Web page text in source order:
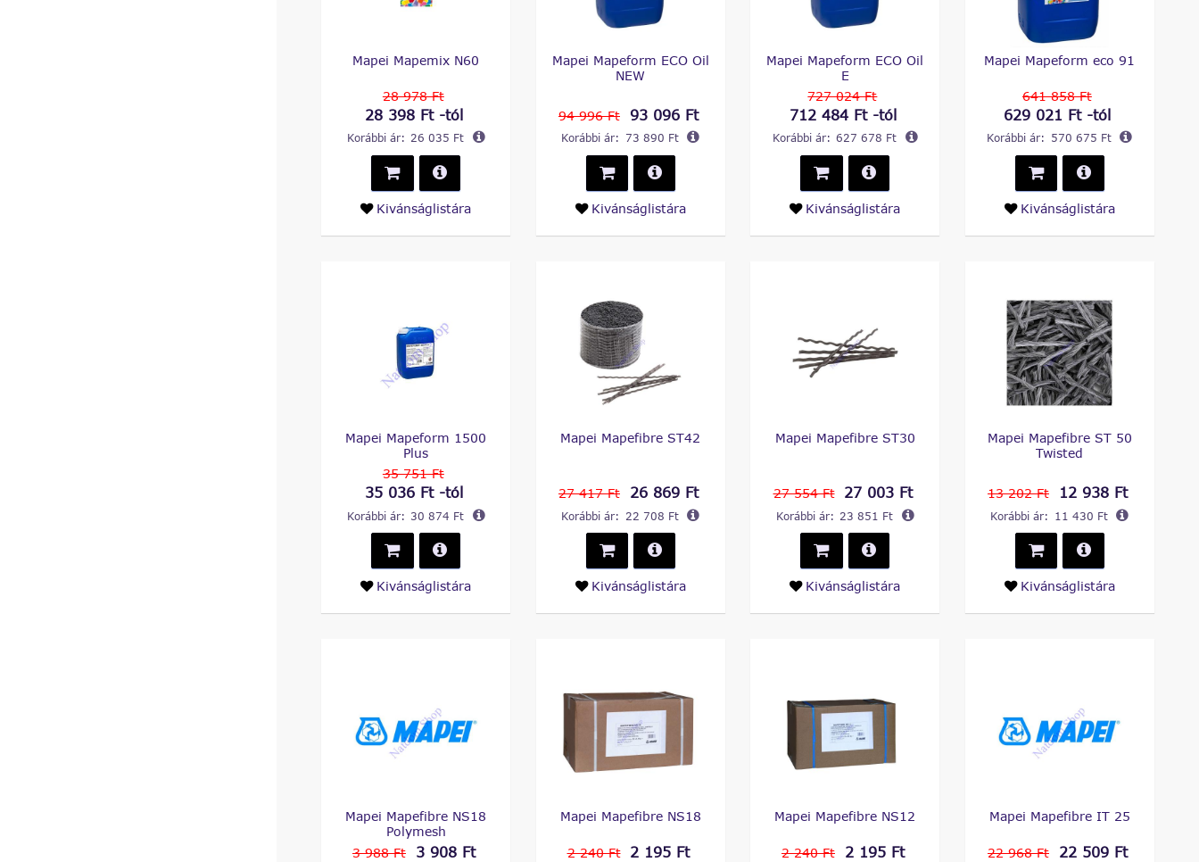
Mapei Mapemix N60
28 978 Ft
28 398 Ft -tól
Korábbi ár: 26 035 Ft
Kivánságlistára
Mapei Mapeform ECO Oil
NEW
94 996 Ft 93 096 Ft
Korábbi ár: 73 890 Ft
Kivánságlistára
Mapei Mapeform ECO Oil
E
727 024 Ft
712 484 Ft -tól
Korábbi ár: 627 678 Ft
Kivánságlistára
Mapei Mapeform eco 91
641 858 Ft
629 021 Ft -tól
Korábbi ár: 570 675 Ft
Kivánságlistára
Mapei Mapeform 1500
Plus
35 751 Ft
35 036 Ft -tól
Korábbi ár: 30 874 Ft
Kivánságlistára
Mapei Mapefibre ST42
27 417 Ft 26 869 Ft
Korábbi ár: 22 708 Ft
Kivánságlistára
Mapei Mapefibre ST30
27 554 Ft 27 003 Ft
Korábbi ár: 23 851 Ft
Kivánságlistára
Mapei Mapefibre ST 50
Twisted
13 202 Ft 12 938 Ft
Korábbi ár: 11 430 Ft
Kivánságlistára
Mapei Mapefibre NS18
Polymesh
3 988 Ft
3 908 Ft
Mapei Mapefibre NS18
2 240 Ft 2 195 Ft
Mapei Mapefibre NS12
2 240 Ft 2 195 Ft
Mapei Mapefibre IT 25
22 968 Ft 22 509 Ft